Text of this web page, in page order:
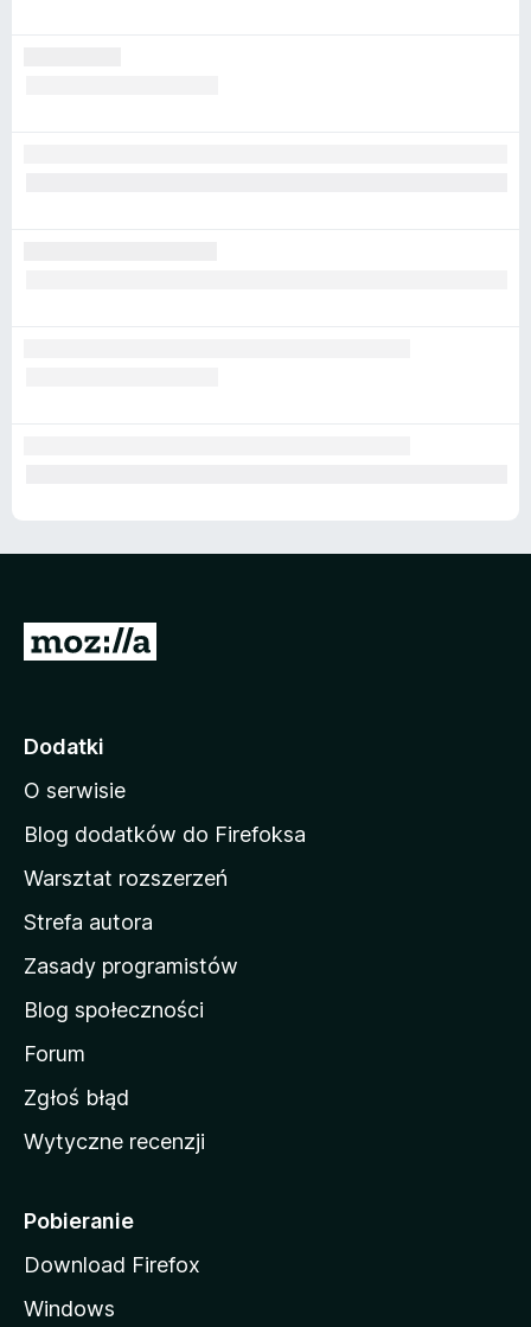
S
o
a
d
m
o
w
M
o
z
l
i
Dodatki
O serwisie
Blog dodatków do Firefoksa
Warsztat rozszerzeń
Strefa autora
Zasady programistów
Blog społeczności
Forum
Zgłoś błąd
Wytyczne recenzji
Pobieranie
Download Firefox
Windows